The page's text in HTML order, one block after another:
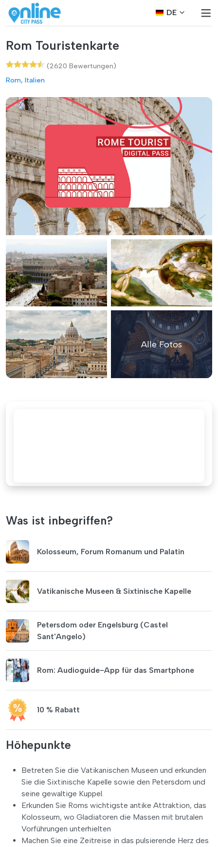
DE
Rom Touristenkarte
(2620 Bewertungen)
Rom, Italien
Alle Fotos
Was ist inbegriffen?
Kolosseum, Forum Romanum und Palatin
Vatikanische Museen & Sixtinische Kapelle
Petersdom oder Engelsburg (Castel
Sant'Angelo)
Rom: Audioguide-App für das Smartphone
10 % Rabatt
Höhepunkte
Betreten Sie die Vatikanischen Museen und erkunden
Sie die Sixtinische Kapelle sowie den Petersdom und
seine gewaltige Kuppel.
Erkunden Sie Roms wichtigste antike Attraktion, das
Kolosseum, wo Gladiatoren die Massen mit brutalen
Vorführungen unterhielten
Machen Sie eine Zeitreise in das pulsierende Herz des